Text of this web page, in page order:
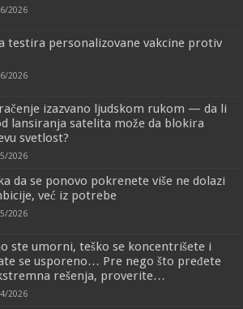
2026
testira personalizovane vakcine protiv
2026
izazvano ljudskom rukom — da li
lansiranja satelita može da blokira
svetlost?
2026
da se ponovo pokrenete više ne dolazi
već iz potrebe
2026
ste umorni, teško se koncentrišete i
se usporeno… Pre nego što pređete
rešenja, proverite…
2026